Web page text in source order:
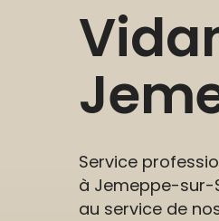
Service
à Jemeppe-sur-
au service de